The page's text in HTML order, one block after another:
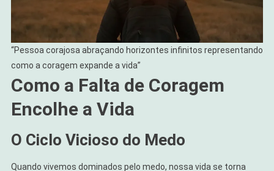
“Pessoa corajosa abraçando horizontes infinitos representando
como a coragem expande a vida”
Como a Falta de Coragem
Encolhe a Vida
O Ciclo Vicioso do Medo
Quando vivemos dominados pelo medo, nossa vida se torna